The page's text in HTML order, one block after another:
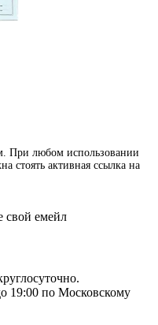
При любом использовании
стоять активная ссылка на
свой емейл
19:00 по Московскому